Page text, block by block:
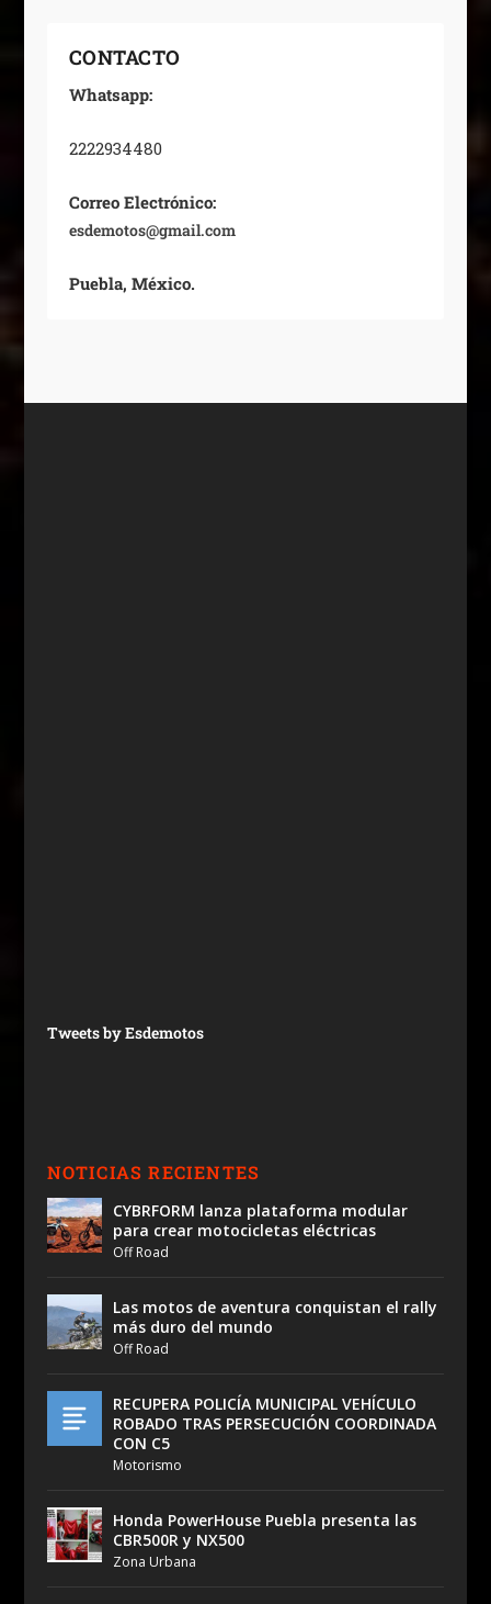
CONTACTO
Whatsapp:
2222934480
Correo Electrónico:
esdemotos@gmail.com
Puebla, México.
Tweets by Esdemotos
NOTICIAS RECIENTES
CYBRFORM lanza plataforma modular
para crear motocicletas eléctricas
Off Road
Las motos de aventura conquistan el rally
más duro del mundo
Off Road
RECUPERA POLICÍA MUNICIPAL VEHÍCULO
ROBADO TRAS PERSECUCIÓN COORDINADA
CON C5
Motorismo
Honda PowerHouse Puebla presenta las
CBR500R y NX500
Zona Urbana